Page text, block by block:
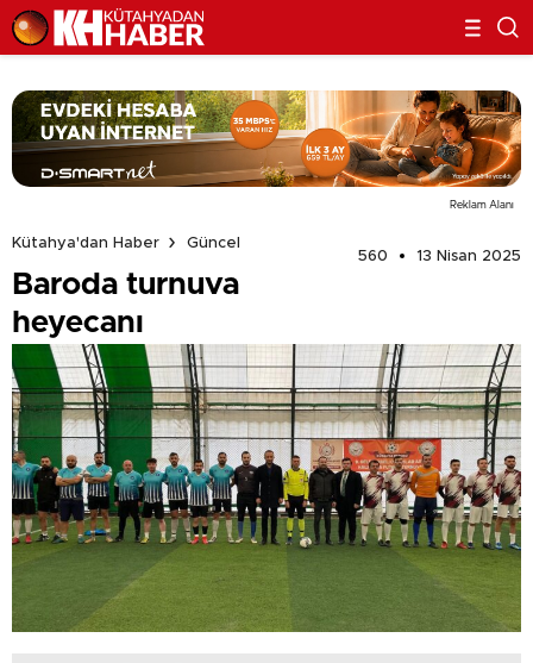
Reklam Alanı
Kütahya'dan Haber
Güncel
560
13 Nisan 2025
Baroda turnuva
heyecanı